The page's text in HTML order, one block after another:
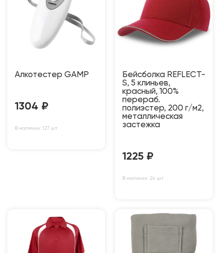
Алкотестер GAMP
1304 ₽
В наличии: 127 шт
Бейсболка REFLECT-
S, 5 клиньев,
красный, 100%
перераб.
полиэстер, 200 г/м2,
металлическая
застежка
1225 ₽
В наличии: 24 шт